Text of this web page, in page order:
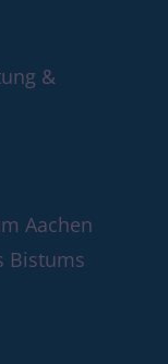
&
Aachen
Bistums